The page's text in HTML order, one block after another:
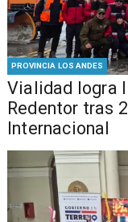
PROVINCIA LOS ANDES
Vialidad logra
Redentor tras
Internacional